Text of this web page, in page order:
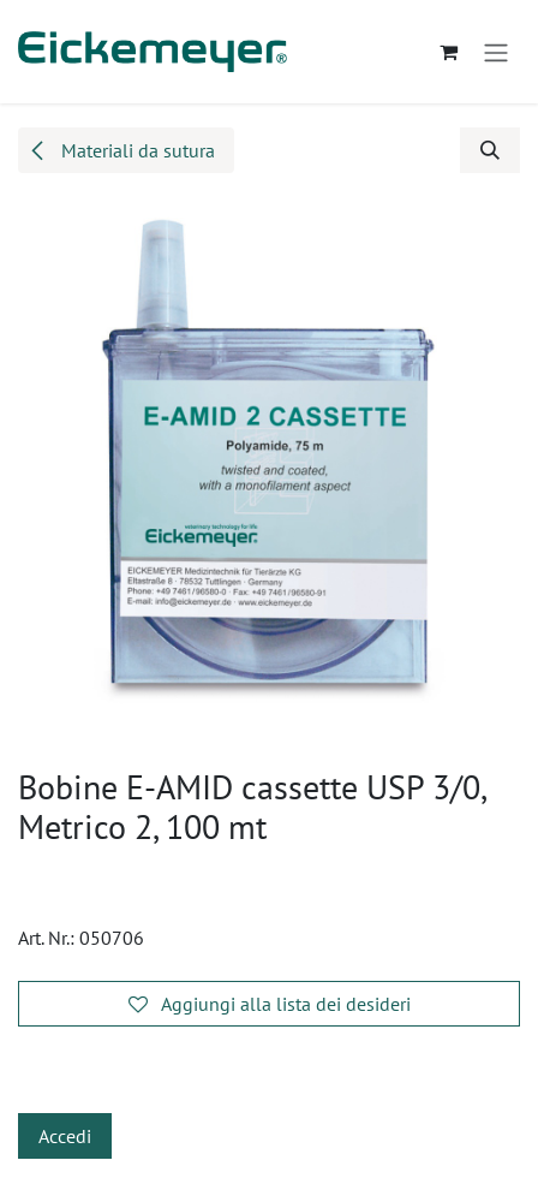
Materiali da sutura
Bobine E-AMID cassette USP 3/0,
Metrico 2, 100 mt
Art. Nr.: 050706
Aggiungi alla lista dei desideri
Accedi